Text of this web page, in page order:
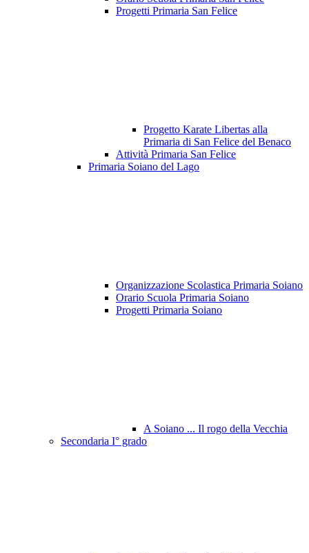
Progetti Primaria San Felice
Progetto Karate Libertas alla
Primaria di San Felice del Benaco
Attività Primaria San Felice
Primaria Soiano del Lago
Organizzazione Scolastica Primaria Soiano
Orario Scuola Primaria Soiano
Progetti Primaria Soiano
A Soiano ... Il rogo della Vecchia
Secondaria I° grado